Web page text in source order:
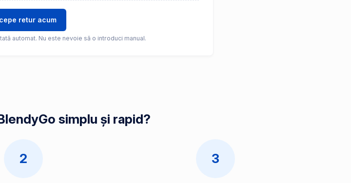
retur acum
automat. Nu este nevoie să o introduci manual.
simplu și rapid?
2 3